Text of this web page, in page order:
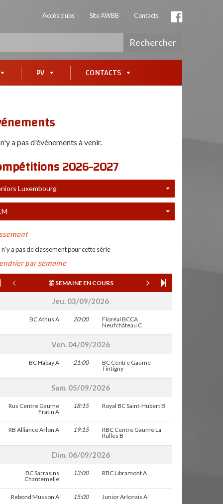
Accès clubs Site AWBB Contacts
Rechercher
PV CONTACTS
a pas d'événements à venir.
2026-2027
Luxembourg
n'y a pas de classement pour cette série
par semaine
SEMAINE EN COURS
Jeu. 03/09/2026
BC Athus A 20:00
Floréal BCCA
Neufchâteau C
Ven. 04/09/2026
BC Habay A 21:00
BC Centre Gaume
Tintigny
Sam. 05/09/2026
Rus Centre Gaume
Fratin A
18:15 Royal BC Saint-Hubert B
RB Alliance Arlon A 19:15
RBC Centre Gaume La
Rulles B
Dim. 06/09/2026
BC Sarrasins
Chantemelle
13:00 RBC Libramont A
Rebond Musson A 15:00 Junior Arlonais A